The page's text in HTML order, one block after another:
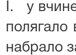
І. у
набрало